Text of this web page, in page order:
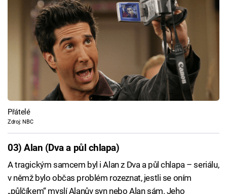
Přátelé
Zdroj: NBC
03) Alan (Dva a půl chlapa)
A tragickým samcem byl i Alan z Dva a půl chlapa – seriálu,
v němž bylo občas problém rozeznat, jestli se oním
„půlčíkem“ myslí Alanův syn nebo Alan sám. Jeho